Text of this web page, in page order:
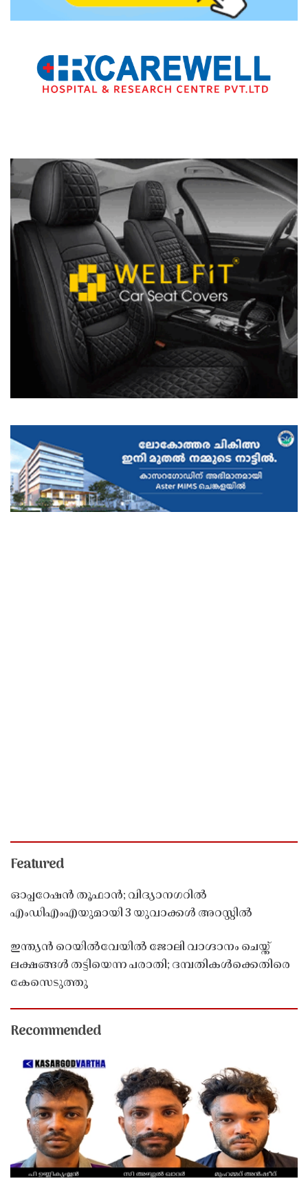
Featured
ഓപ്പറേഷൻ തൂഫാൻ; വിദ്യാനഗറിൽ
എംഡിഎംഎയുമായി 3 യുവാക്കൾ അറസ്റ്റിൽ
ഇന്ത്യൻ റെയിൽവേയിൽ ജോലി വാഗ്ദാനം ചെയ്ത്
ലക്ഷങ്ങൾ തട്ടിയെന്ന പരാതി; ദമ്പതികൾക്കെതിരെ
കേസെടുത്തു
Recommended